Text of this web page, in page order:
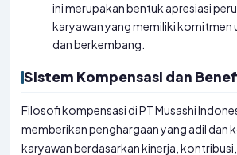
ini merupakan bentuk apresiasi
karyawan yang memiliki komitmen
dan berkembang.
Sistem Kompensasi dan
Filosofi kompensasi di PT Musashi
memberikan penghargaan yang adil dan
karyawan berdasarkan kinerja,